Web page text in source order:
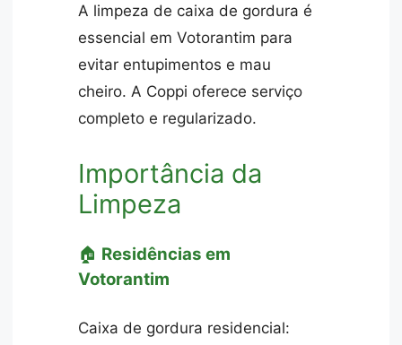
A limpeza de caixa de gordura é
essencial em Votorantim para
evitar entupimentos e mau
cheiro. A Coppi oferece serviço
completo e regularizado.
Importância da
Limpeza
🏠 Residências em
Votorantim
Caixa de gordura residencial: